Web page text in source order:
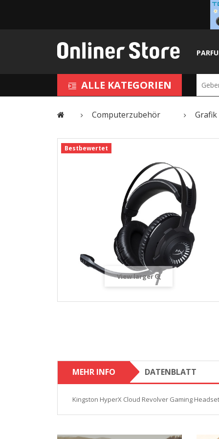
ALLE KATEGORIEN
Computerzubehör Grafik
Bestbewertet
View larger
MEHR INFO DATENBLATT
Kingston HyperX Cloud Revolver Gaming